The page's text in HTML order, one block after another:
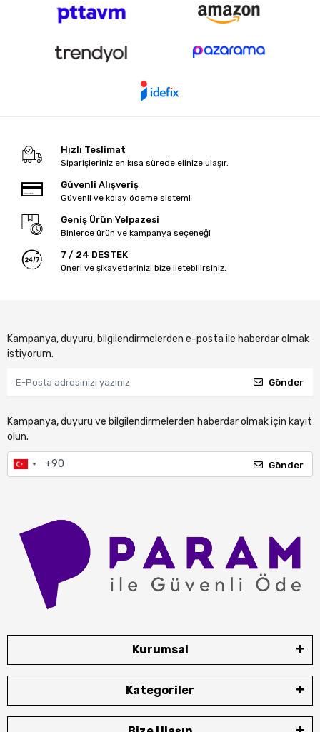
Hızlı Teslimat
Siparişleriniz en kısa sürede elinize ulaşır.
Güvenli Alışveriş
Güvenli ve kolay ödeme sistemi
Geniş Ürün Yelpazesi
Binlerce ürün ve kampanya seçeneği
7 / 24 DESTEK
Öneri ve şikayetlerinizi bize iletebilirsiniz.
Kampanya, duyuru, bilgilendirmelerden e-posta ile haberdar olmak
istiyorum.
Gönder
Kampanya, duyuru ve bilgilendirmelerden haberdar olmak için kayıt
olun.
Gönder
Kurumsal
Kategoriler